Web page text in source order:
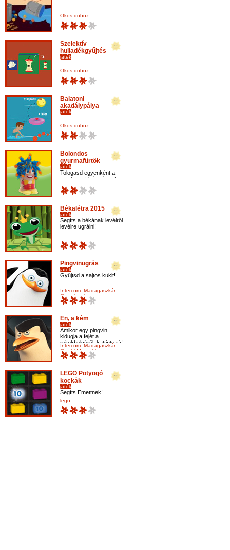
Okos doboz
Szelektív
hulladékgyűjtés
játék
Okos doboz
Balatoni
akadálypálya
játék
Okos doboz
Bolondos
gyurmafürtök
játék
Tologasd egyenként a
megkevert kép részeit,
míg minden részlet a
helyére kerül.
Békalétra 2015
játék
Segíts a békának levélről
levélre ugrálni!
Pingvinugrás
játék
Gyűjtsd a sajtos kukit!
Intercom Madagaszkár
film
pingvin
Én, a kém
játék
Amikor egy pingvin
kidugja a fejét a
rejtekhelyéről, kattints rá!
Intercom Madagaszkár
film
hidden object
LEGO Potyogó
kockák
játék
Segíts Emettnek!
lego